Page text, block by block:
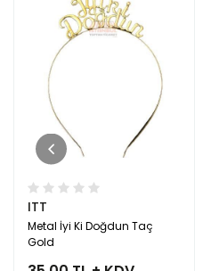
ITT
Metal İyi Ki Doğdun Taç
Gold